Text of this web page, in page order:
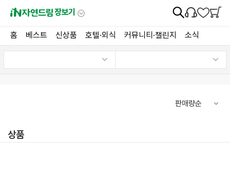
장보기
홈 베스트 신상품 호텔·외식 커뮤니티·챌린지 소식
상품